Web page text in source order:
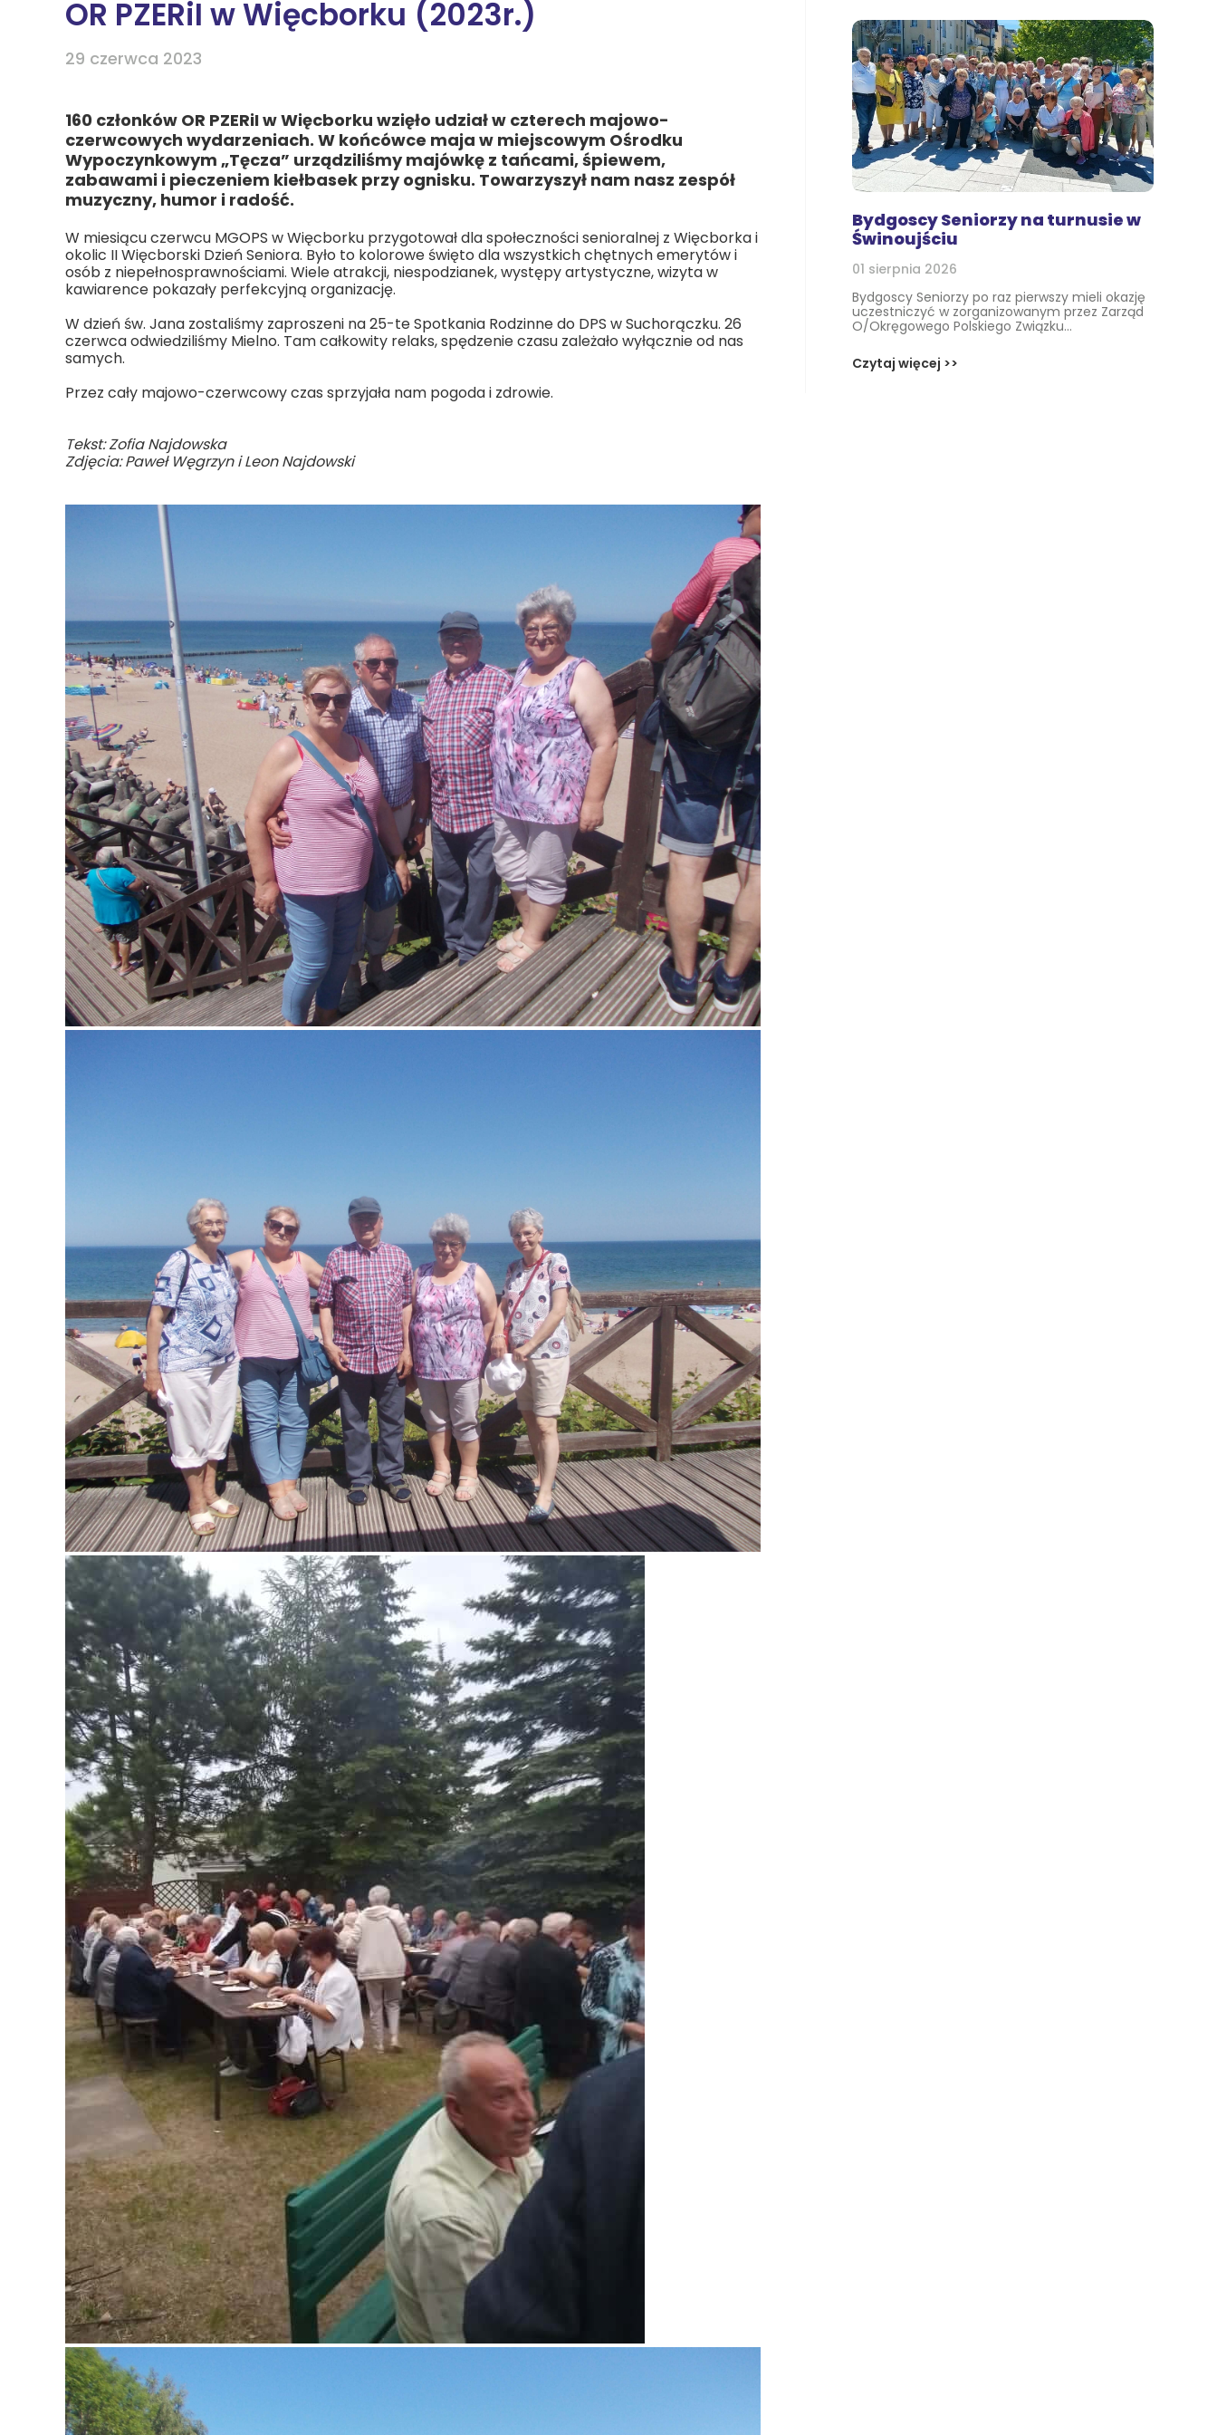
Bydgoscy Seniorzy na turnusie w
Świnoujściu
01 sierpnia 2026
Bydgoscy Seniorzy po raz pierwszy mieli okazję
uczestniczyć w zorganizowanym przez Zarząd
O/Okręgowego Polskiego Związku...
Czytaj więcej >>
29 czerwca 2023
OR PZERiI w Więcborku (2023r.)
160 członków OR PZERiI w Więcborku wzięło udział w czterech majowo-
czerwcowych wydarzeniach. W końcówce maja w miejscowym Ośrodku
Wypoczynkowym „Tęcza” urządziliśmy majówkę z tańcami, śpiewem,
zabawami i pieczeniem kiełbasek przy ognisku. Towarzyszył nam nasz zespół
muzyczny, humor i radość.
W miesiącu czerwcu MGOPS w Więcborku przygotował dla społeczności senioralnej z Więcborka i
okolic II Więcborski Dzień Seniora. Było to kolorowe święto dla wszystkich chętnych emerytów i
osób z niepełnosprawnościami. Wiele atrakcji, niespodzianek, występy artystyczne, wizyta w
kawiarence pokazały perfekcyjną organizację.
W dzień św. Jana zostaliśmy zaproszeni na 25-te Spotkania Rodzinne do DPS w Suchorączku. 26
czerwca odwiedziliśmy Mielno. Tam całkowity relaks, spędzenie czasu zależało wyłącznie od nas
samych.
Przez cały majowo-czerwcowy czas sprzyjała nam pogoda i zdrowie.
Tekst: Zofia Najdowska
Zdjęcia: Paweł Węgrzyn i Leon Najdowski